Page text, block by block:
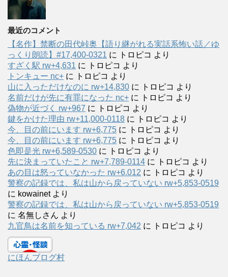
最近のコメント
【名作】禁断の田代峠奥【語り継がれる実話系怖い話／ゆ
っくり朗読】#17,400-0321 に トロピコ より
すざく駅 rw+4,631 に トロピコ より
トンキュー nc+ に トロピコ より
山に入っただけなのに rw+14,830 に トロピコ より
名前だけが先に有罪になった nc+ に トロピコ より
偽物が近づく rw+967 に トロピコ より
鍵をかけた理由 rw+11,000-0118 に トロピコ より
今、目の前にいます rw+6,775 に トロピコ より
今、目の前にいます rw+6,775 に トロピコ より
色即是光 rw+6,589-0530 に トロピコ より
先に決まっていたこと rw+7,789-0114 に トロピコ より
あの目は怒っていなかった rw+6.012 に トロピコ より
警察の記録では、私は山から戻っていない rw+5,853-0519
に kowainetより
警察の記録では、私は山から戻っていない rw+5,853-0519
に 名無しさん より
九官鳥は名前を知っている rw+7,042 に トロピコ より
にほんブログ村